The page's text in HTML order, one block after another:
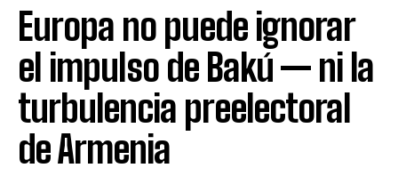
Europa no puede ignorar
el impulso de Bakú — ni la
turbulencia preelectoral
de Armenia